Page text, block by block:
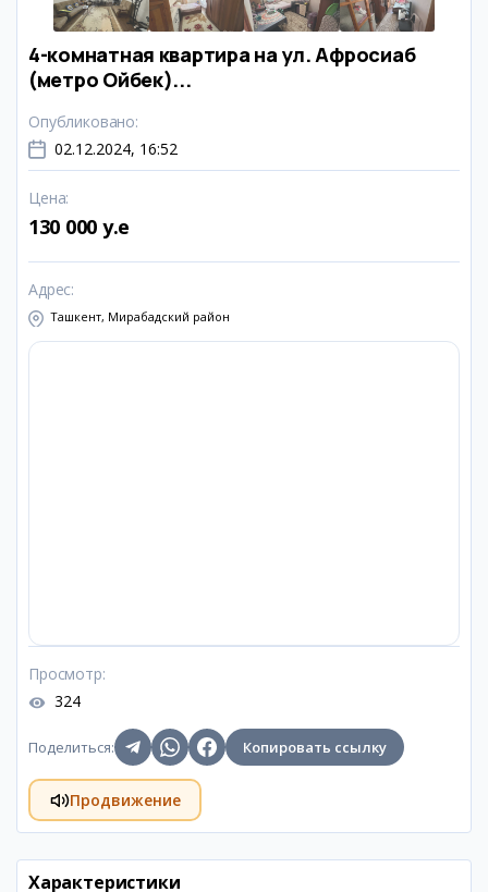
4-комнатная квартира на ул. Афросиаб
(метро Ойбек)...
Опубликовано:
02.12.2024, 16:52
Цена:
130 000 y.e
Адрес:
Ташкент, Мирабадский район
Просмотр:
324
Поделиться: Копировать ссылку
Продвижение
Характеристики